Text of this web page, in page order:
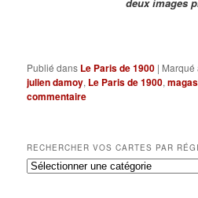
Publié dans Le Paris de 1900 | Marqué
julien damoy, Le Paris de 1900,
commentaire
RECHERCHER VOS CARTES PAR
Rechercher